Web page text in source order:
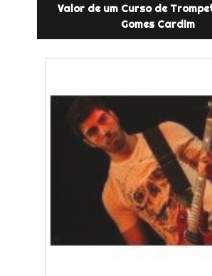
Valor de um Curso de
Gomes Cardim